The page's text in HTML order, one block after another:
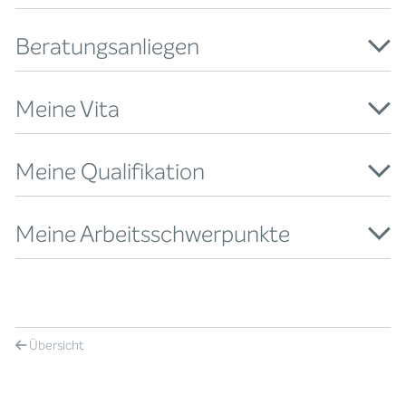
Beratungsanliegen
Meine Vita
Meine Qualifikation
Meine Arbeitsschwerpunkte
Übersicht